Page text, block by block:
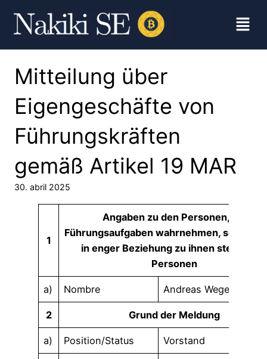
Mitteilung über
Eigengeschäfte von
Führungskräften
gemäß Artikel 19 MAR
30. abril 2025
1
Angaben zu den Personen, die
Führungsaufgaben wahrnehmen, sowie zu
in enger Beziehung zu ihnen stehenden
Personen
a) Nombre Andreas Wegerich
2 Grund der Meldung
a) Position/Status Vorstand